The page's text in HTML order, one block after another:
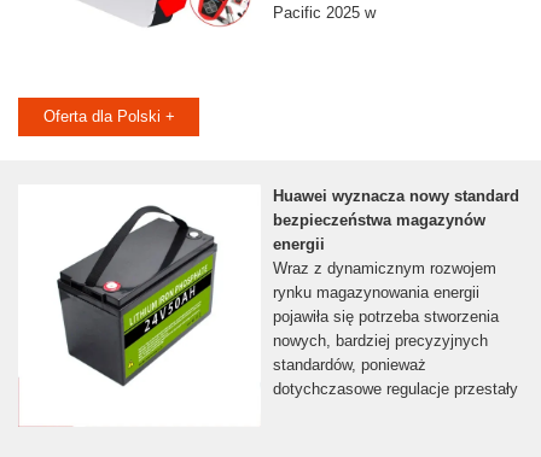
Pacific 2025 w
Oferta dla Polski +
Huawei wyznacza nowy standard
bezpieczeństwa magazynów
energii
Wraz z dynamicznym rozwojem
rynku magazynowania energii
pojawiła się potrzeba stworzenia
nowych, bardziej precyzyjnych
standardów, ponieważ
dotychczasowe regulacje przestały